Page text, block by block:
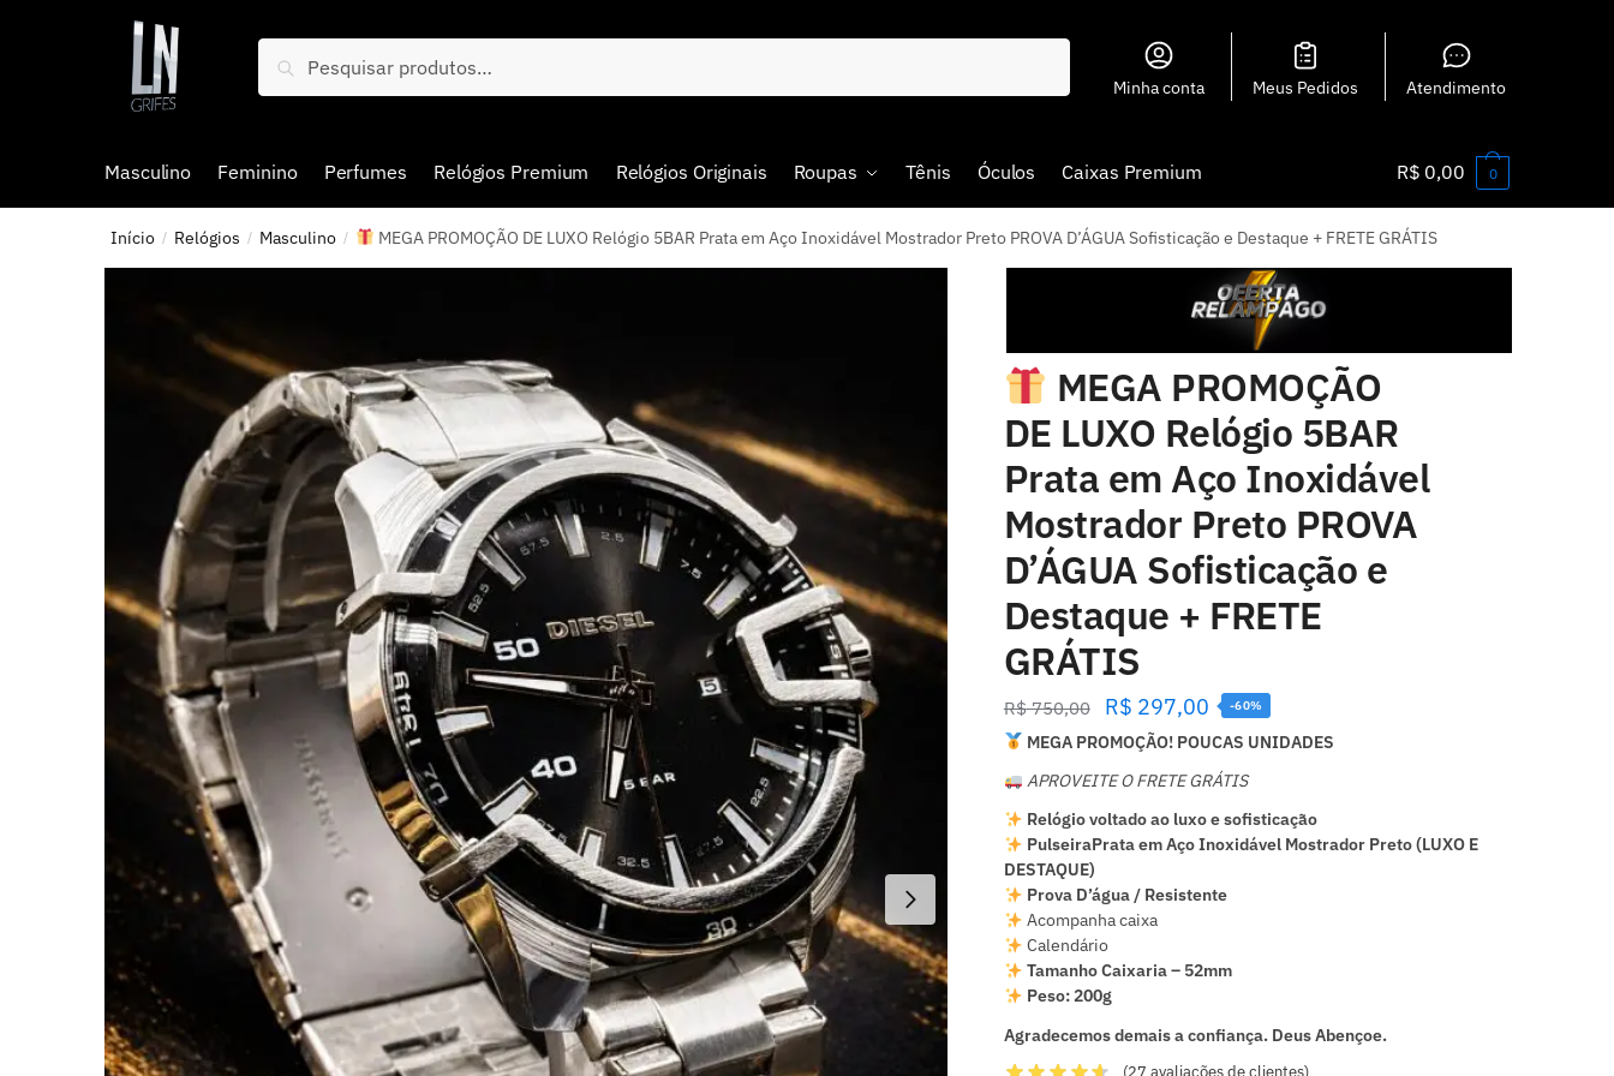
Pesquisar
Minha conta Meus Pedidos Atendimento
Masculino Feminino Perfumes Relógios Premium Relógios Originais Roupas Tênis Óculos Caixas Premium R$ 0,00 0
Início / Relógios / Masculino / MEGA PROMOÇÃO DE LUXO Relógio 5BAR Prata em Aço Inoxidável Mostrador Preto PROVA D’ÁGUA Sofisticação e Destaque + FRETE GRÁTIS
MEGA PROMOÇÃO
DE LUXO Relógio 5BAR
Prata em Aço Inoxidável
Mostrador Preto PROVA
D’ÁGUA Sofisticação e
Destaque + FRETE
GRÁTIS
R$750,00 R$ 297,00 -60%
MEGA PROMOÇÃO! POUCAS UNIDADES
APROVEITE O FRETE GRÁTIS
Relógio voltado ao luxo e sofisticação
PulseiraPrata em Aço Inoxidável Mostrador Preto (LUXO E
DESTAQUE)
Prova D’água / Resistente
Acompanha caixa
Calendário
Tamanho Caixaria – 52mm
Peso: 200g
Agradecemos demais a confiança. Deus Abençoe.
(27 avaliações de clientes)